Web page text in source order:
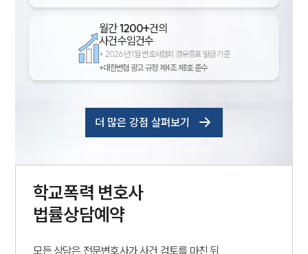
월간1200+건의
사건수임건수
* 2026년 1월 변호사협회 경유증표 발급 기준
*대한변협 광고 규정 제4조 제1호 준수
더 많은 강점 살펴보기
학교폭력 변호사
법률상담예약
모든 상담은 전문변호사가 사건 검토를 마친 뒤